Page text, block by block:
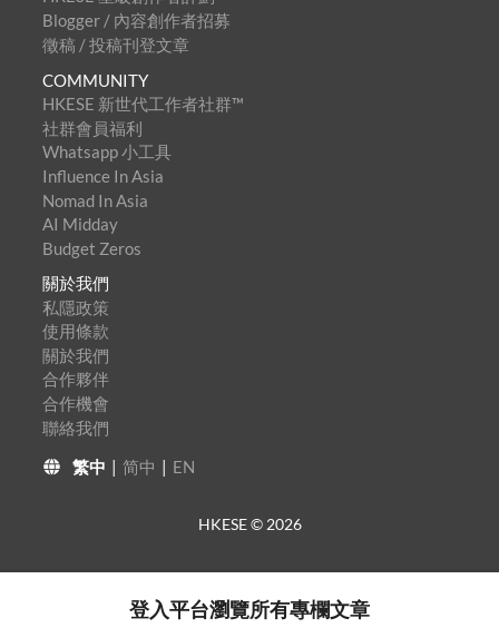
Blogger / 內容創作者招募
徵稿 / 投稿刊登文章
COMMUNITY
HKESE 新世代工作者社群™
社群會員福利
Whatsapp 小工具
Influence In Asia
Nomad In Asia
AI Midday
Budget Zeros
關於我們
私隱政策
使用條款
關於我們
合作夥伴
合作機會
聯絡我們
繁中 | 简中 | EN
HKESE © 2026
登入平台瀏覽所有專欄文章